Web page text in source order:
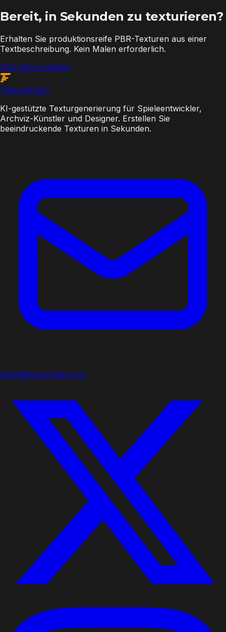
Bereit, in Sekunden zu texturieren?
Erhalten Sie produktionsreife PBR-Texturen aus einer
Textbeschreibung. Kein Malen erforderlich.
CS2-Skin erstellen
TextureFast™
KI-gestützte Texturgenerierung für Spieleentwickler,
Archviz-Künstler und Designer. Erstellen Sie
beeindruckende Texturen in Sekunden.
team@texturefast.com